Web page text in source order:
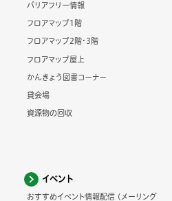
バリアフリー情報
フロアマップ1階
フロアマップ2階・3階
フロアマップ屋上
かんきょう図書コーナー
貸会場
資源物の回収
イベント
おすすめイベント情報配信 (メーリング